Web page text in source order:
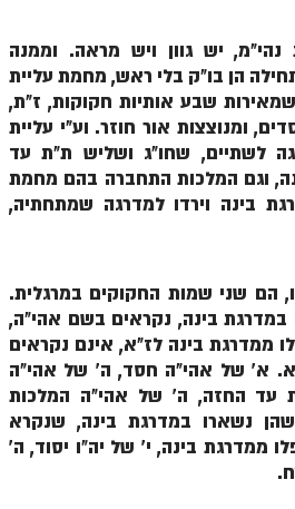
יש גוון ויש מראה. וממנה
הן בו"ק בלי ראש, מחמת עליית
שבע אותיות חקוקות, ז"ת,
ומנוצצות אור חוזר. וע"י עליית
לשתיים, שחו"ג ושליש ת"ת עד
וגם המלכות התחברה בהם מחמת
בינה וירדו למדרגה שמתחתיה,
הם שני שמות החקוקים במרגלית.
בינה, נקראים בשם אהי"ה,
ממדרגת בינה לז"א, אינם נקראים
א' של אהי"ה חסד, ה' של אהי"ה
עד החזה, ה' של אהי"ה המלכות
נשארו במדרגת בינה, שנקרא
ממדרגת בינה, י' של יה"ו יסוד, ה'